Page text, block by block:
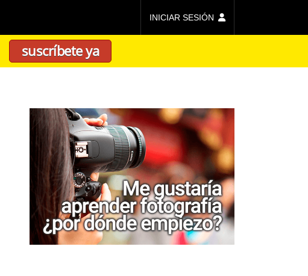
INICIAR SESIÓN
suscríbete ya